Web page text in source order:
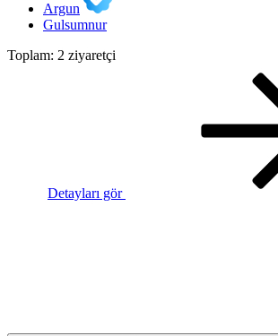
Argun
Gulsumnur
Toplam: 2 ziyaretçi
Detayları gör